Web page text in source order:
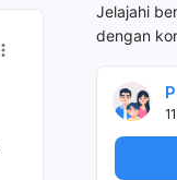
Jelajahi
dengan
11